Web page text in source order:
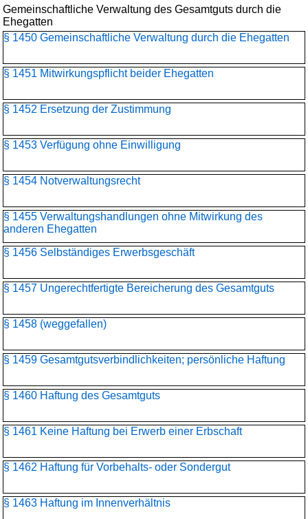
Gemeinschaftliche Verwaltung des Gesamtguts durch die
Ehegatten
§ 1450 Gemeinschaftliche Verwaltung durch die Ehegatten
§ 1451 Mitwirkungspflicht beider Ehegatten
§ 1452 Ersetzung der Zustimmung
§ 1453 Verfügung ohne Einwilligung
§ 1454 Notverwaltungsrecht
§ 1455 Verwaltungshandlungen ohne Mitwirkung des
anderen Ehegatten
§ 1456 Selbständiges Erwerbsgeschäft
§ 1457 Ungerechtfertigte Bereicherung des Gesamtguts
§ 1458 (weggefallen)
§ 1459 Gesamtgutsverbindlichkeiten; persönliche Haftung
§ 1460 Haftung des Gesamtguts
§ 1461 Keine Haftung bei Erwerb einer Erbschaft
§ 1462 Haftung für Vorbehalts- oder Sondergut
§ 1463 Haftung im Innenverhältnis